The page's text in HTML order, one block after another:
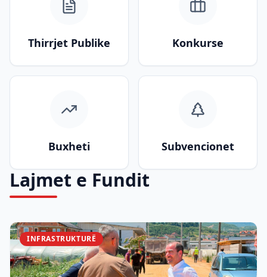
Thirrjet Publike Konkurse
Buxheti Subvencionet
Lajmet e Fundit
INFRASTRUKTURË